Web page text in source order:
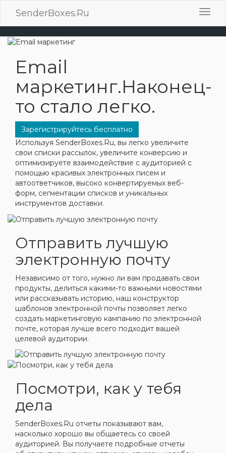
SenderBoxes.Ru
Email
маркетинг.Наконец-
то стало легко.
Зарегистрируйтесь бесплатно
Используя SenderBoxes.Ru, вы легко увеличите
свои списки рассылок, увеличите конверсию и
оптимизируете взаимодействие с аудиторией с
помощью красивых электронных писем и
автоответчиков, высоко конвертируемых веб-
форм, сегментации списков и уникальных
инструментов доставки.
Отправить лучшую
электронную почту
Независимо от того, нужно ли вам продавать свои
продукты, делиться какими-то важными новостями
или рассказывать историю, наш конструктор
шаблонов электронной почты позволяет легко
создать маркетинговую кампанию по электронной
почте, которая лучше всего подходит вашей
целевой аудитории.
Посмотри, как у тебя
дела
SenderBoxes.Ru отчеты показывают вам,
насколько хорошо вы общаетесь со своей
аудиторией. Вы получаете подробные отчеты